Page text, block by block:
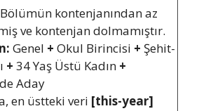
Bölümün kontenjanından az
ve kontenjan dolmamıştır.
Genel + Okul Birincisi + Şehit-
+ 34 Yaş Üstü Kadın +
Aday
en üstteki veri [this-year]